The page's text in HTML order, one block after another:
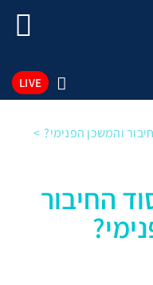
LIVE
והמשכן הפנימי?
החיבור